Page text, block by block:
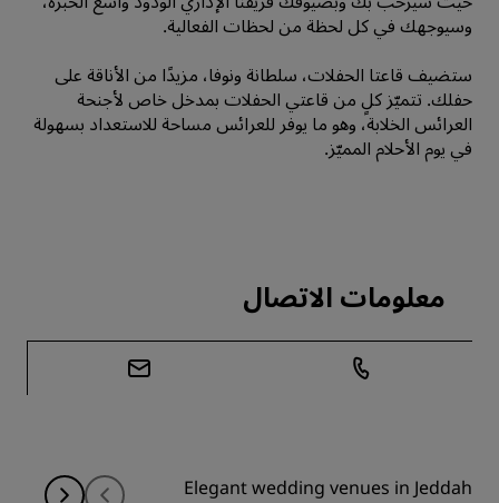
وسيوجهك في كل لحظة من لحظات الفعالية.
ستضيف قاعتا الحفلات، سلطانة ونوفا، مزيدًا من الأناقة على
حفلك. تتميّز كلٍ من قاعتي الحفلات بمدخل خاص لأجنحة
العرائس الخلابة، وهو ما يوفر للعرائس مساحة للاستعداد بسهولة
في يوم الأحلام المميّز.
معلومات الاتصال
Elegant wedding venues in Jeddah